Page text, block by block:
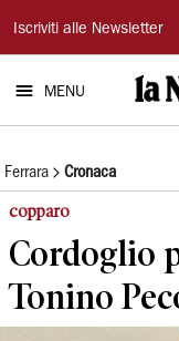
La
Nuova
Ferrara
Iscriviti alle Newsletter
MENU
Ferrara Cronaca
copparo
Cordoglio
Tonino